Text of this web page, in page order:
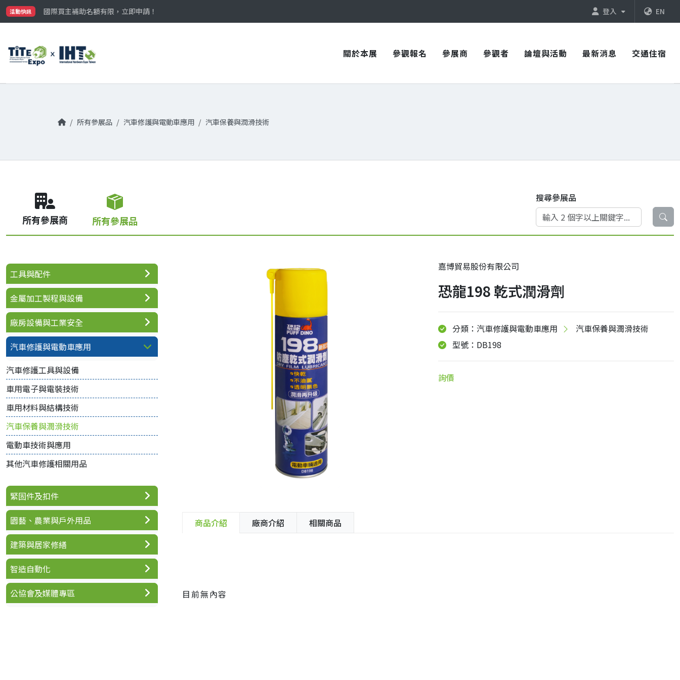
活動快訊
國際買主補助名額有限，立即申請！
參觀門票開放申請中‼️
登入 EN
關於本展 參觀報名 參展商 參觀者 論壇與活動 最新消息 交通住宿
所有參展品 汽車修護與電動車應用 汽車保養與潤滑技術
所有參展商 所有參展品
搜尋參展品
嘉博貿易股份有限公司
恐龍198 乾式潤滑劑
分類：汽車修護與電動車應用
汽車保養與潤滑技術
型號：DB198
詢價
商品介紹 廠商介紹 相關商品
目前無內容
工具與配件
金屬加工製程與設備
廠房設備與工業安全
汽車修護與電動車應用
汽車修護工具與設備
車用電子與電裝技術
車用材料與結構技術
汽車保養與潤滑技術
電動車技術與應用
其他汽車修護相關用品
緊固件及扣件
園藝、農業與戶外用品
建築與居家修繕
智造自動化
公協會及媒體專區